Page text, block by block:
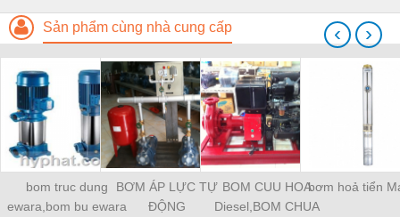
Sản phẩm cùng nhà cung cấp
bom truc dung
ewara,bom bu ewara
BƠM ÁP LỰC TỰ
ĐỘNG
BOM CUU HOA
Diesel,BOM CHUA
bơm hoả tiển
‹ ›